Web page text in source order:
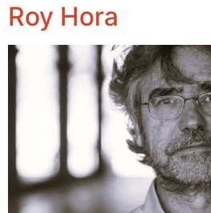
Roy Hora